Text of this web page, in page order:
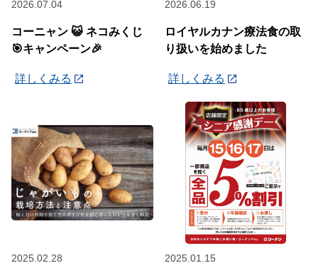
2026.07.04
コーニャン 😺 ネコみくじ
🎯キャンペーン🎉
詳しくみる
2026.06.19
ロイヤルカナン療法食の取
り扱いを始めました
詳しくみる
2025.02.28 2025.01.15